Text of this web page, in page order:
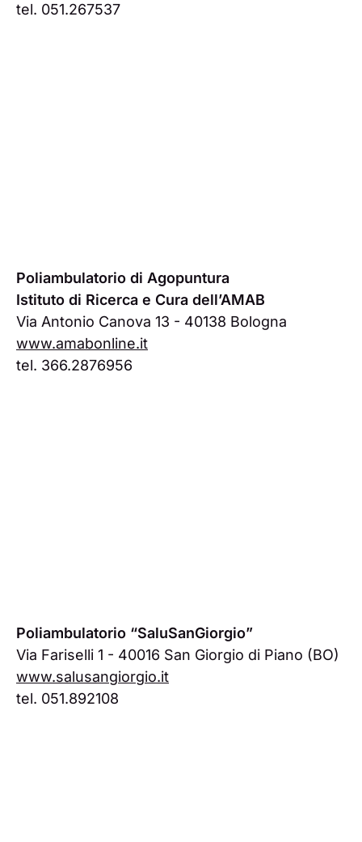
tel. 051.267537
Poliambulatorio di Agopuntura
Istituto di Ricerca e Cura dell’AMAB
Via Antonio Canova 13 - 40138 Bologna
www.amabonline.it
tel. 366.2876956
Poliambulatorio “SaluSanGiorgio”
Via Fariselli 1 - 40016 San Giorgio di Piano (BO)
www.salusangiorgio.it
tel. 051.892108